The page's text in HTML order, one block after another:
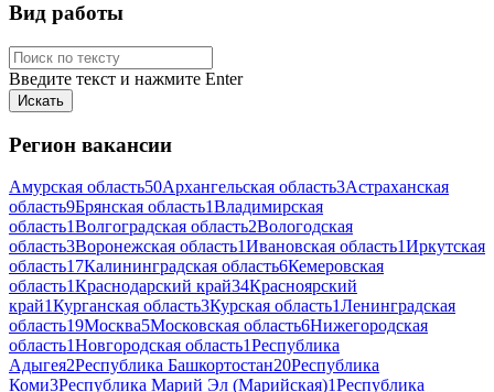
Вид работы
Введите текст и нажмите Enter
Регион вакансии
Амурская область50Архангельская область3Астраханская
область9Брянская область1Владимирская
область1Волгоградская область2Вологодская
область3Воронежская область1Ивановская область1Иркутская
область17Калининградская область6Кемеровская
область1Краснодарский край34Красноярский
край1Курганская область3Курская область1Ленинградская
область19Москва5Московская область6Нижегородская
область1Новгородская область1Республика
Адыгея2Республика Башкортостан20Республика
Коми3Республика Марий Эл (Марийская)1Республика